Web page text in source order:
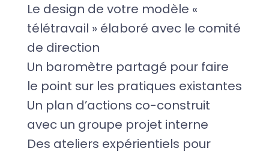
Le design de votre modèle «
télétravail » élaboré avec le comité
de direction
Un baromètre partagé pour faire
le point sur les pratiques existantes
Un plan d’actions co-construit
avec un groupe projet interne
Des ateliers expérientiels pour